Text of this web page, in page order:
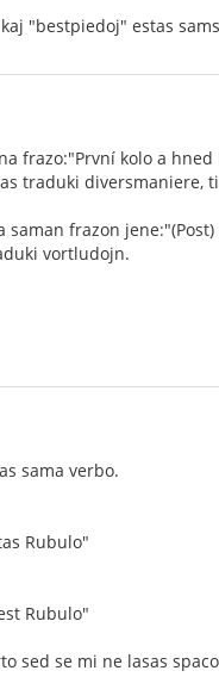
"bestpiedoj" estas
frazo:"První kolo a hned
traduki
saman frazon
vortludojn.
sama verbo.
Rubulo"
Rubulo"
sed se mi ne lasas